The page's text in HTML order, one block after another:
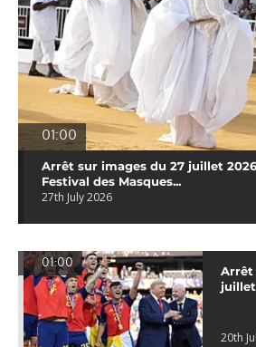
01:00
Arrêt sur images du 27 juillet
Festival des Masques...
27th July 2026
01:00
Arrêt
20th